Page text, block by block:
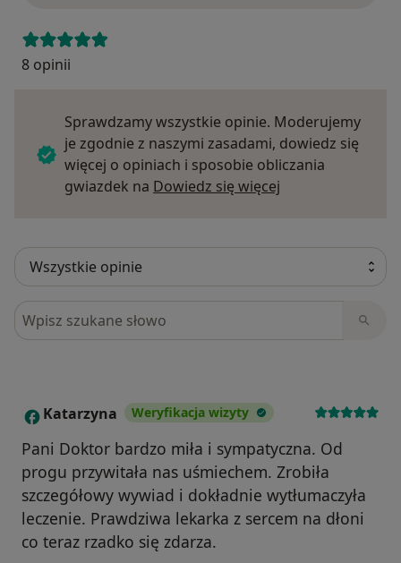
8 opinii
Sprawdzamy wszystkie opinie. Moderujemy
je zgodnie z naszymi zasadami, dowiedz się
więcej o opiniach i sposobie obliczania
gwiazdek na Dowiedz się więcej
Szukaj w opiniach
K Katarzyna Weryfikacja wizyty
Pani Doktor bardzo miła i sympatyczna. Od
progu przywitała nas uśmiechem. Zrobiła
szczegółowy wywiad i dokładnie wytłumaczyła
leczenie. Prawdziwa lekarka z sercem na dłoni
co teraz rzadko się zdarza.